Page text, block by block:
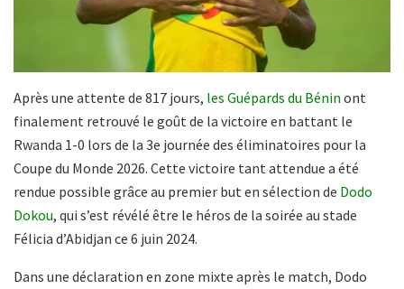
Après une attente de 817 jours, les Guépards du Bénin ont
finalement retrouvé le goût de la victoire en battant le
Rwanda 1-0 lors de la 3e journée des éliminatoires pour la
Coupe du Monde 2026. Cette victoire tant attendue a été
rendue possible grâce au premier but en sélection de Dodo
Dokou, qui s’est révélé être le héros de la soirée au stade
Félicia d’Abidjan ce 6 juin 2024.
Dans une déclaration en zone mixte après le match, Dodo